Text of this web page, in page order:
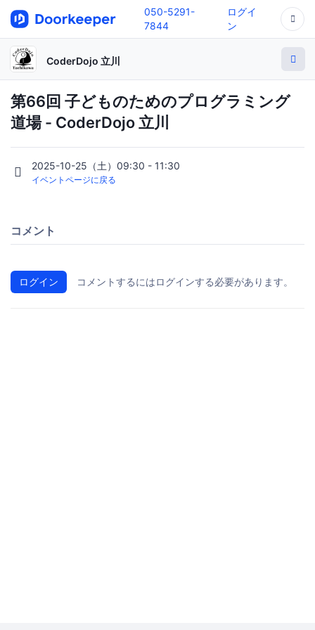
050-5291-
7844
ログイ
ン
CoderDojo 立川
第66回 子どものためのプログラミング
道場 - CoderDojo 立川
2025-10-25（土）09:30 - 11:30
イベントページに戻る
コメント
ログイン コメントするにはログインする必要があります。